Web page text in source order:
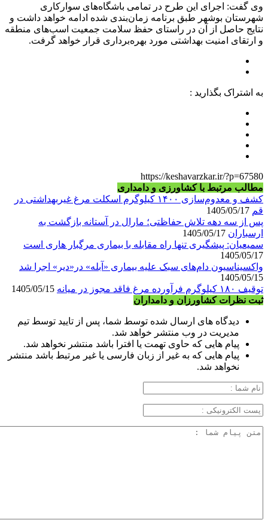
وی گفت: اجرای این طرح در تمامی باشگاه‌های سوارکاری
شهرستان بوشهر طبق برنامه زمان‌بندی شده ادامه خواهد داشت و
نتایج حاصل از آن در راستای حفظ سلامت جمعیت اسب‌های منطقه
و ارتقای امنیت بهداشتی مورد بهره‌برداری قرار خواهد گرفت.
به اشتراک بگذارید :
https://keshavarzkar.ir/?p=67580
مطالب مرتبط با کشاورزی و دامداری
کشف و معدوم‌سازی ۱۴۰۰ کیلوگرم اسکلت مرغ غیربهداشتی در
قم
پس از سه دهه تلاش حفاظتی؛ مارال در آستانه بازگشت به
ارسباران
سمیعیان: پیشگیری تنها راه مقابله با بیماری مرگبار هاری است
1405/05/17
واکسیناسیون دام‌های سبک علیه بیماری «آبله» در«دیر» اجرا شد
1405/05/15
توقیف ۱۸۰ کیلوگرم فرآورده مرغ فاقد مجوز در میانه
ثبت نظرات کشاورزان و دامداران
دیدگاه های ارسال شده توسط شما، پس از تایید توسط تیم
مدیریت در وب منتشر خواهد شد.
پیام هایی که حاوی تهمت یا افترا باشد منتشر نخواهد شد.
پیام هایی که به غیر از زبان فارسی یا غیر مرتبط باشد منتشر
نخواهد شد.